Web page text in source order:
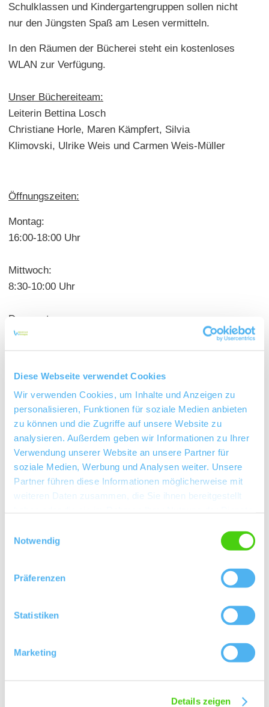
Diese Webseite verwendet Cookies
Wir verwenden Cookies, um Inhalte und Anzeigen zu
personalisieren, Funktionen für soziale Medien anbieten
zu können und die Zugriffe auf unsere Website zu
analysieren. Außerdem geben wir Informationen zu Ihrer
Verwendung unserer Website an unsere Partner für
soziale Medien, Werbung und Analysen weiter. Unsere
Partner führen diese Informationen möglicherweise mit
weiteren Daten zusammen, die Sie ihnen bereitgestellt
Notwendig
Präferenzen
Statistiken
Marketing
Details zeigen
Schulklassen und Kindergartengruppen sollen nicht
nur den Jüngsten Spaß am Lesen vermitteln.
In den Räumen der Bücherei steht ein kostenloses
WLAN zur Verfügung.
Unser Büchereiteam:
Leiterin Bettina Losch
Christiane Horle, Maren Kämpfert, Silvia
Klimovski, Ulrike Weis und Carmen Weis-Müller
Öffnungszeiten:
Montag:
16:00-18:00 Uhr
Mittwoch:
8:30-10:00 Uhr
Donnerstag:
16:00-18:30 Uhr
Während der Ferienzeit hat die Bücherei
ausschließlich donnerstags geöffnet.
Telefonnummer:
06244-6749823